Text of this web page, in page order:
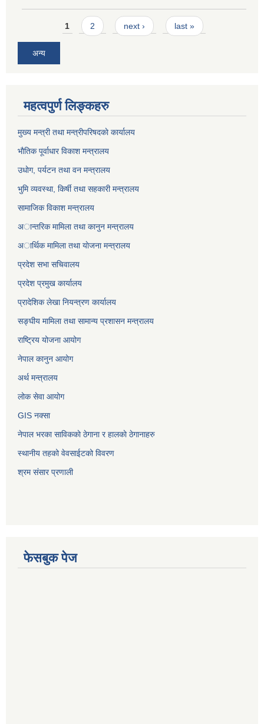
Pages1 2 next › last »
अन्य
महत्वपुर्ण लिङ्कहरु
मुख्य मन्त्री तथा मन्त्रीपरिषदकाे कार्यालय
भाैतिक पूर्वाधार विकाश मन्त्रालय
उधाेग, पर्यटन तथा वन मन्त्रालय
भुमि व्यवस्था, किर्षी तथा सहकारी मन्त्रालय
सामाजिक विकाश मन्त्रालय
अान्तरिक मामिला तथा कानुन मन्त्रालय
अार्थिक मामिला तथा याेजना मन्त्रालय
प्रदेश सभा सचिवालय
प्रदेश प्रमुख कार्यालय
प्रादेशिक लेखा नियन्त्रण कार्यालय
सङ्‍घीय मामिला तथा सामान्य प्रशासन मन्त्रालय
राष्ट्रिय योजना आयोग
नेपाल कानुन आयोग
अर्थ मन्त्रालय
लोक सेवा आयोग
GIS नक्सा
नेपाल भरका साविककाे ठेगाना र हालकाे ठेगानाहरु
स्थानीय तहको वेवसाईटको विवरण
श्रम संसार प्रणाली
फेसबुक पेज